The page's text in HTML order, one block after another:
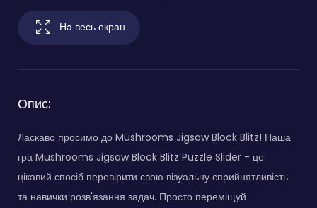
На весь екран
Опис:
Ласкаво просимо до Mushrooms Jigsaw Block Blitz! Наша
гра Mushrooms Jigsaw Block Blitz Puzzle Slider - це
цікавий спосіб перевірити свою візуальну сприйнятливість
та навички розв'язання задач. Просто переміщуй